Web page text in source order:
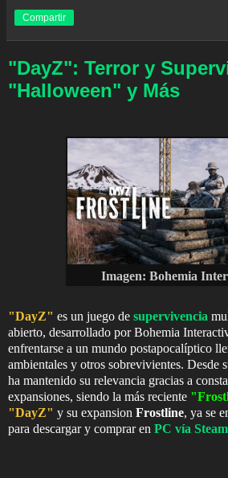
Compartir
"DayZ": Terror y
"Halloween" y Más
Imagen: Bohemia
"DayZ" es un juego de supervivencia
abierto, desarrollado por Bohemia
enfrentarse a un mundo postapocalíptico
ambientales y otros sobrevivientes. Desde
ha mantenido su relevancia gracias a
expansiones, siendo la más reciente
"DayZ" y su expansion Frostline, ya se
para descargar y comprar en PC vía Steam